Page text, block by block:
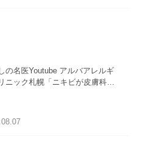
の名医Youtube アルバアレルギ
ニック札幌「ニキビが皮膚科で
。